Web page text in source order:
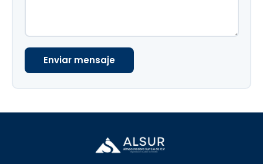
Enviar mensaje